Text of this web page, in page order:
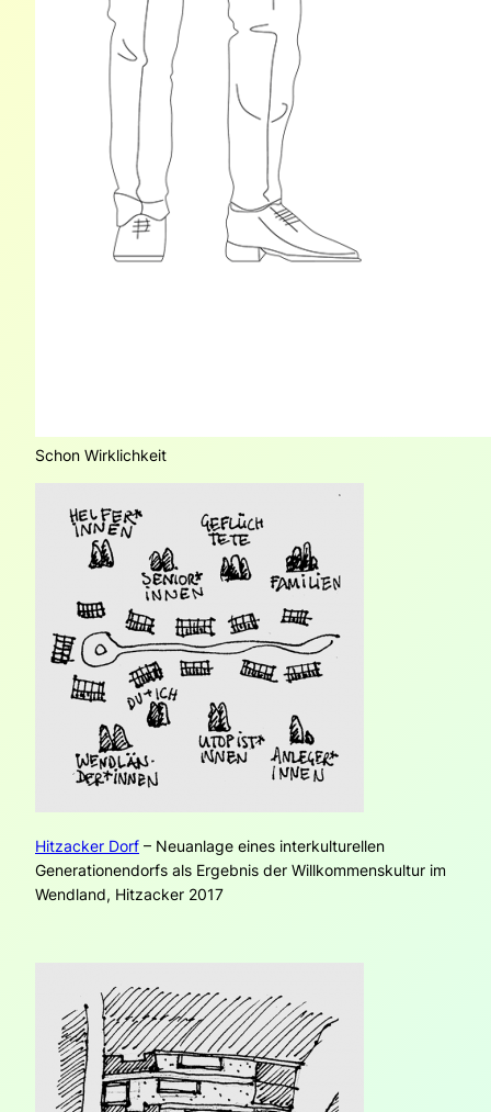
Schon Wirklichkeit
Hitzacker Dorf – Neuanlage eines interkulturellen
Generationendorfs als Ergebnis der Willkommenskultur im
Wendland, Hitzacker 2017